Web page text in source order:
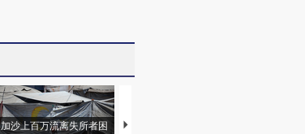
加沙上百万流离失所者困
视线｜HYROX的吸金